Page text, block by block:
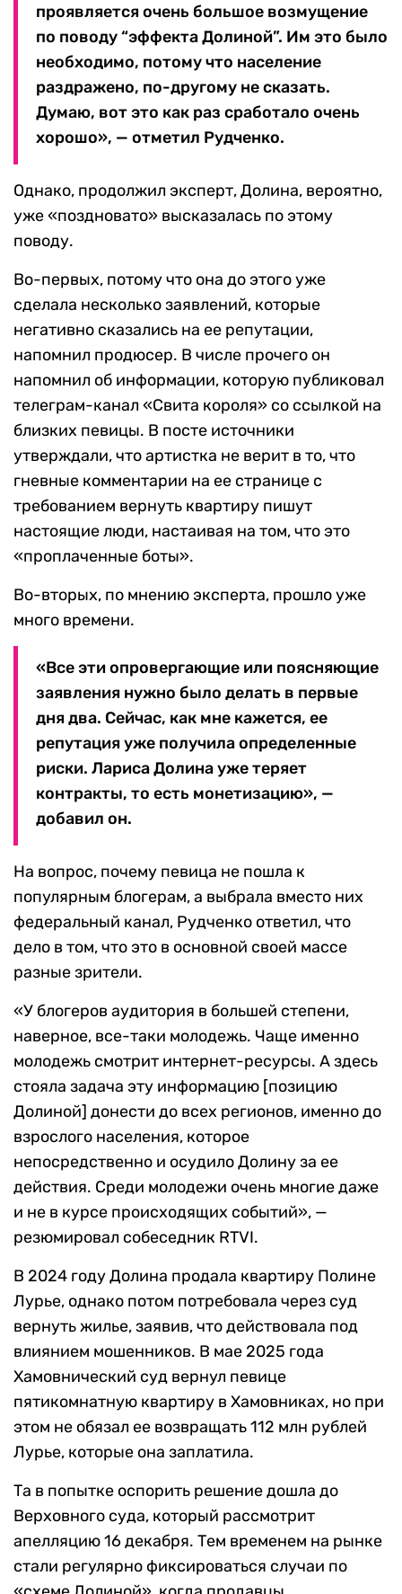
проявляется очень большое возмущение
по поводу “эффекта Долиной”. Им это было
необходимо, потому что население
раздражено, по-другому не сказать.
Думаю, вот это как раз сработало очень
хорошо», — отметил Рудченко.
Однако, продолжил эксперт, Долина, вероятно,
уже «поздновато» высказалась по этому
поводу.
Во-первых, потому что она до этого уже
сделала несколько заявлений, которые
негативно сказались на ее репутации,
напомнил продюсер. В числе прочего он
напомнил об информации, которую публиковал
телеграм-канал «Свита короля» со ссылкой на
близких певицы. В посте источники
утверждали, что артистка не верит в то, что
гневные комментарии на ее странице с
требованием вернуть квартиру пишут
настоящие люди, настаивая на том, что это
«проплаченные боты».
Во-вторых, по мнению эксперта, прошло уже
много времени.
«Все эти опровергающие или поясняющие
заявления нужно было делать в первые
дня два. Сейчас, как мне кажется, ее
репутация уже получила определенные
риски. Лариса Долина уже теряет
контракты, то есть монетизацию», —
добавил он.
На вопрос, почему певица не пошла к
популярным блогерам, а выбрала вместо них
федеральный канал, Рудченко ответил, что
дело в том, что это в основной своей массе
разные зрители.
«У блогеров аудитория в большей степени,
наверное, все-таки молодежь. Чаще именно
молодежь смотрит интернет-ресурсы. А здесь
стояла задача эту информацию [позицию
Долиной] донести до всех регионов, именно до
взрослого населения, которое
непосредственно и осудило Долину за ее
действия. Среди молодежи очень многие даже
и не в курсе происходящих событий», —
резюмировал собеседник RTVI.
В 2024 году Долина продала квартиру Полине
Лурье, однако потом потребовала через суд
вернуть жилье, заявив, что действовала под
влиянием мошенников. В мае 2025 года
Хамовнический суд вернул певице
пятикомнатную квартиру в Хамовниках, но при
этом не обязал ее возвращать 112 млн рублей
Лурье, которые она заплатила.
Та в попытке оспорить решение дошла до
Верховного суда, который рассмотрит
апелляцию 16 декабря. Тем временем на рынке
стали регулярно фиксироваться случаи по